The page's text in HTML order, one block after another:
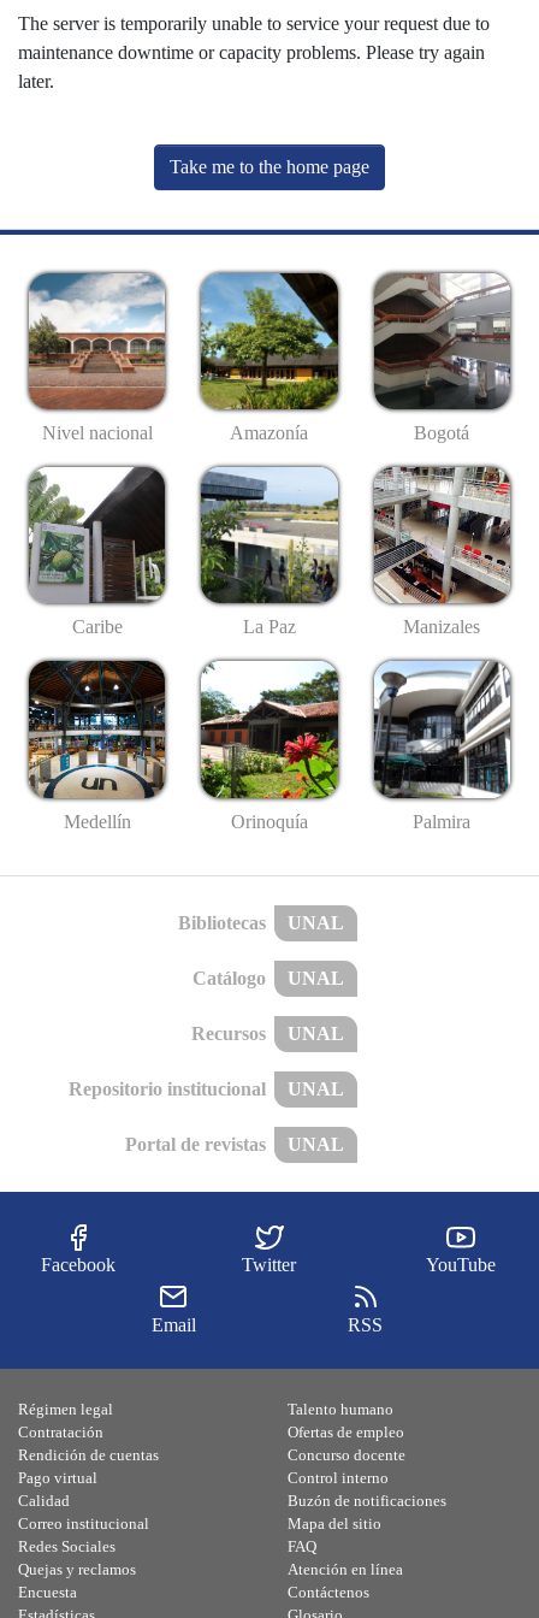
The server is temporarily unable to service your request due to
maintenance downtime or capacity problems. Please try again
later.
Take me to the home page
Nivel nacional Amazonía Bogotá
Caribe La Paz Manizales
Medellín Orinoquía Palmira
Bibliotecas UNAL
Catálogo UNAL
Recursos UNAL
Repositorio institucional UNAL
Portal de revistas UNAL
Facebook Twitter YouTube
Email RSS
Régimen legal
Contratación
Rendición de cuentas
Pago virtual
Calidad
Talento humano
Ofertas de empleo
Concurso docente
Control interno
Buzón de notificaciones
Correo institucional
Redes Sociales
Quejas y reclamos
Encuesta
Mapa del sitio
FAQ
Atención en línea
Contáctenos